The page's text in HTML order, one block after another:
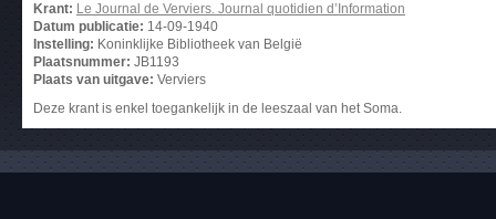
Krant: Le Journal de Verviers. Journal quotidien d’Information
Datum publicatie: 14-09-1940
Instelling: Koninklijke Bibliotheek van België
Plaatsnummer: JB1193
Plaats van uitgave: Verviers
Deze krant is enkel toegankelijk in de leeszaal van het Soma.